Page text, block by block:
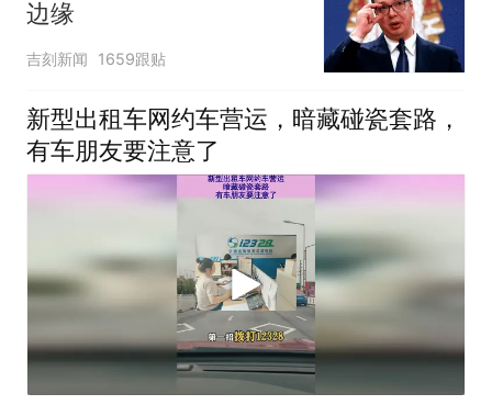
边缘
吉刻新闻 1659跟贴
新型出租车网约车营运，暗藏碰瓷套路，
有车朋友要注意了